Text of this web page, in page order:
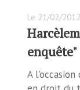
Le 21/02/2012
enquête"
A